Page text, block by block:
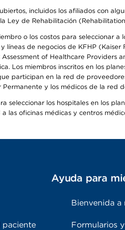
incluidos los afiliados con
Ley de Rehabilitación
o los costos para seleccionar
de negocios de KFHP
of Healthcare Providers
miembros inscritos en los
participan en la red de
y los médicos de la red
los hospitales en los
oficinas médicas y centros
paciente
Ayuda para
Bienvenida a
Formularios